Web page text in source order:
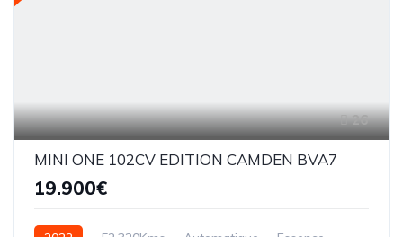
26
MINI ONE 102CV EDITION CAMDEN BVA7
19.900€